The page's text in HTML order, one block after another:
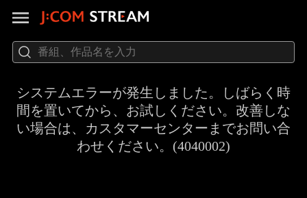
システムエラーが発生しました。しばらく時
間を置いてから、お試しください。改善しな
い場合は、カスタマーセンターまでお問い合
わせください。(4040002)